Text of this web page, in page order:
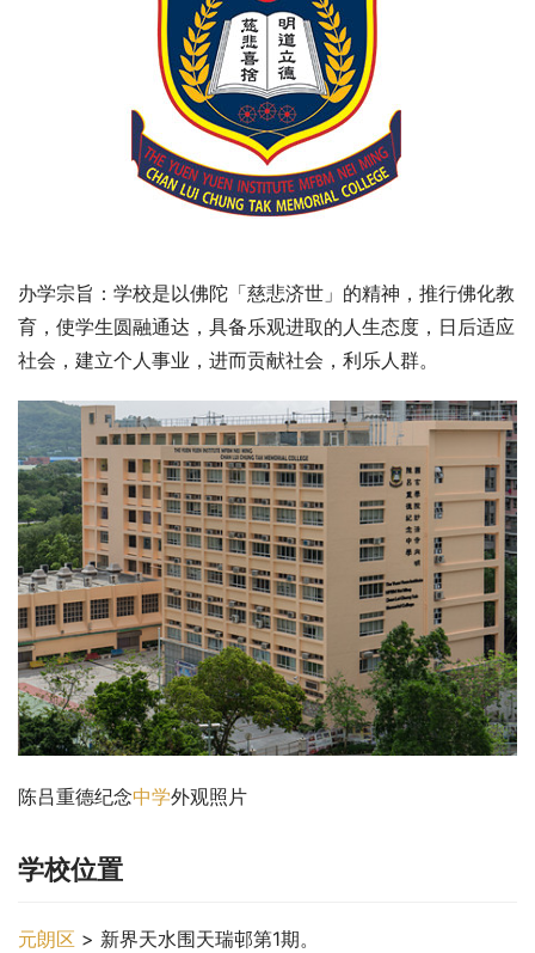
办学宗旨：学校是以佛陀「慈悲济世」的精神，推行佛化教
育，使学生圆融通达，具备乐观进取的人生态度，日后适应
社会，建立个人事业，进而贡献社会，利乐人群。
陈吕重德纪念中学外观照片
学校位置
元朗区 > 新界天水围天瑞邨第1期。